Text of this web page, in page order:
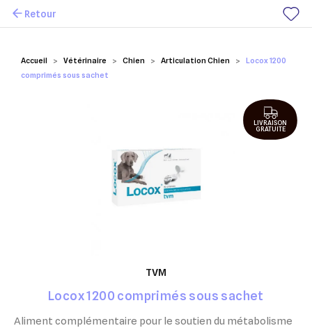
Mes favoris
Accueil Vétérinaire Chien Articulation Chien
Locox 1200
comprimés sous sachet
Retour
TVM
Locox 1200 comprimés sous sachet
Aliment complémentaire pour le soutien du métabolisme
LIVRAISON
GRATUITE